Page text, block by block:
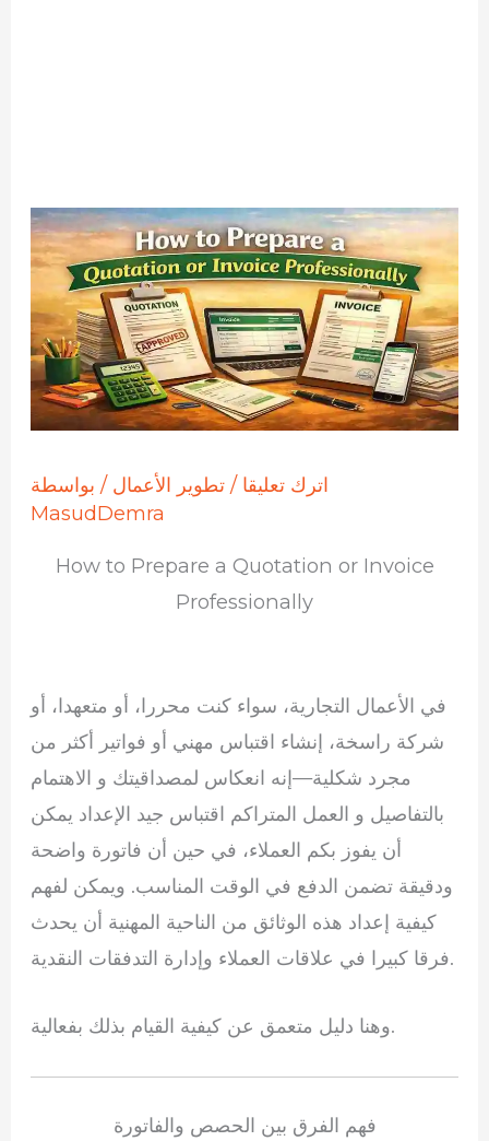
اترك تعليقا / تطوير الأعمال / بواسطة
MasudDemra
How to Prepare a Quotation or Invoice
Professionally
في الأعمال التجارية، سواء كنت محررا، أو متعهدا، أو
شركة راسخة، إنشاء اقتباس مهني أو فواتير أكثر من
مجرد شكلية—إنه انعكاس لمصداقيتك و الاهتمام
بالتفاصيل و العمل المتراكم اقتباس جيد الإعداد يمكن
أن يفوز بكم العملاء، في حين أن فاتورة واضحة
ودقيقة تضمن الدفع في الوقت المناسب. ويمكن لفهم
كيفية إعداد هذه الوثائق من الناحية المهنية أن يحدث
فرقا كبيرا في علاقات العملاء وإدارة التدفقات النقدية.
وهنا دليل متعمق عن كيفية القيام بذلك بفعالية.
فهم الفرق بين الحصص والفاتورة